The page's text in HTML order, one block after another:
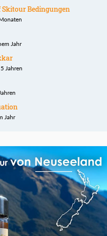
Bedingungen
Jahr
Jahren
Jahr